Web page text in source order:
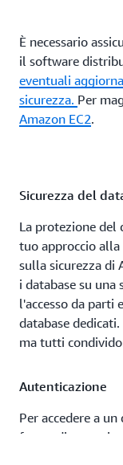
Facendo un
altro servizio
proteggerti dalle
È necessario
il software
eventuali
sicurezza. Per
Amazon EC2.
Sicurezza del
La protezione del
tuo approccio alla
sulla sicurezza di
i database su
l'accesso da parti
database
ma tutti
Autenticazione
Per accedere a
forma di